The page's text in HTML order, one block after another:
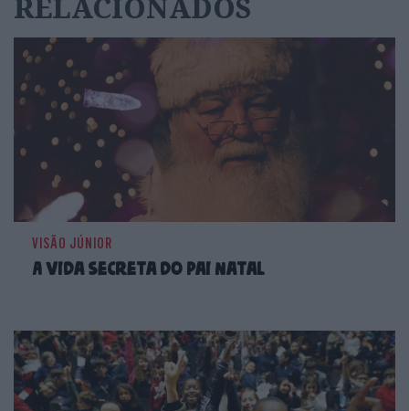
RELACIONADOS
VISÃO JÚNIOR
A vida Secreta do Pai Natal